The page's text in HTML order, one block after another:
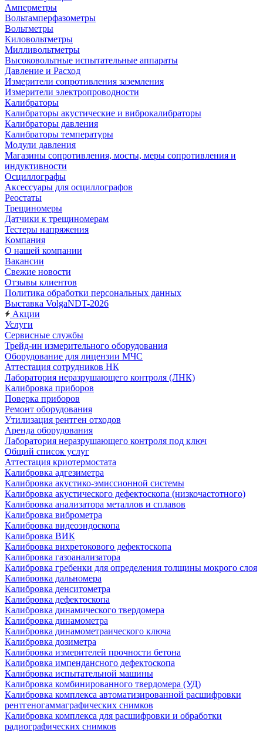
Амперметры
Вольтамперфазометры
Вольтметры
Киловольтметры
Милливольтметры
Высоковольтные испытательные аппараты
Давление и Расход
Измерители сопротивления заземления
Измерители электропроводности
Калибраторы
Калибраторы акустические и виброкалибраторы
Калибраторы давления
Калибраторы температуры
Модули давления
Магазины сопротивления, мосты, меры сопротивления и
индуктивности
Осциллографы
Аксессуары для осциллографов
Реостаты
Трещиномеры
Датчики к трещиномерам
Тестеры напряжения
Компания
О нашей компании
Вакансии
Свежие новости
Отзывы клиентов
Политика обработки персональных данных
Выставка VolgaNDT-2026
Акции
Услуги
Сервисные службы
Трейд-ин измерительного оборудования
Оборудование для лицензии МЧС
Аттестация сотрудников НК
Лаборатория неразрушающего контроля (ЛНК)
Калибровка приборов
Поверка приборов
Ремонт оборудования
Утилизация рентген отходов
Аренда оборудования
Лаборатория неразрушающего контроля под ключ
Общий список услуг
Аттестация криотермостата
Калибровка адгезиметра
Калибровка акустико-эмиссионной системы
Калибровка акустического дефектоскопа (низкочастотного)
Калибровка анализатора металлов и сплавов
Калибровка виброметра
Калибровка видеоэндоскопа
Калибровка ВИК
Калибровка вихретокового дефектоскопа
Калибровка газоанализатора
Калибровка гребенки для определения толщины мокрого слоя
Калибровка дальномера
Калибровка денситометра
Калибровка дефектоскопа
Калибровка динамического твердомера
Калибровка динамометра
Калибровка динамометраического ключа
Калибровка дозиметра
Калибровка измерителей прочности бетона
Калибровка импендансного дефектоскопа
Калибровка испытательной машины
Калибровка комбинированного твердомера (УД)
Калибровка комплекса автоматизированной расшифровки
рентгеногаммаграфических снимков
Калибровка комплекса для расшифровки и обработки
радиографических снимков